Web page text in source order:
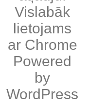
Vislabāk
lietojams
ar Chrome
Powered
by
WordPress